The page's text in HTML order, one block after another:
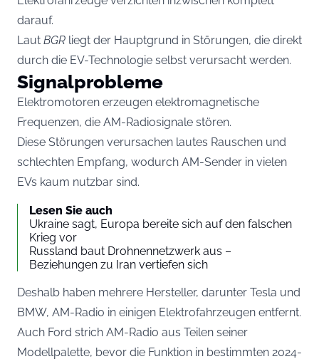
darauf.
Laut BGR liegt der Hauptgrund in Störungen, die direkt
durch die EV-Technologie selbst verursacht werden.
Signalprobleme
Elektromotoren erzeugen elektromagnetische
Frequenzen, die AM-Radiosignale stören.
Diese Störungen verursachen lautes Rauschen und
schlechten Empfang, wodurch AM-Sender in vielen
EVs kaum nutzbar sind.
Lesen Sie auch
Ukraine sagt, Europa bereite sich auf den falschen
Krieg vor
Russland baut Drohnennetzwerk aus –
Beziehungen zu Iran vertiefen sich
Deshalb haben mehrere Hersteller, darunter Tesla und
BMW, AM-Radio in einigen Elektrofahrzeugen entfernt.
Auch Ford strich AM-Radio aus Teilen seiner
Modellpalette, bevor die Funktion in bestimmten 2024-